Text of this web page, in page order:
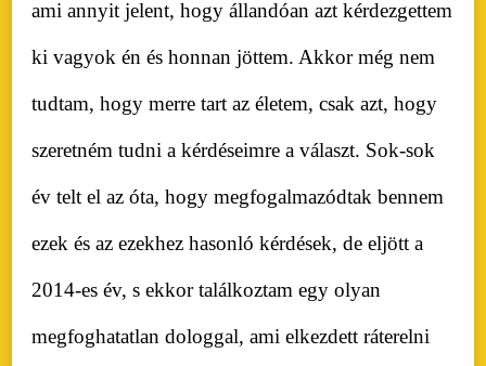
ami annyit jelent, hogy állandóan azt kérdezgettem
ki vagyok én és honnan jöttem. Akkor még nem
tudtam, hogy merre tart az életem, csak azt, hogy
szeretném tudni a kérdéseimre a választ. Sok-sok
év telt el az óta, hogy megfogalmazódtak bennem
ezek és az ezekhez hasonló kérdések, de eljött a
2014-es év, s ekkor találkoztam egy olyan
megfoghatatlan dologgal, ami elkezdett ráterelni